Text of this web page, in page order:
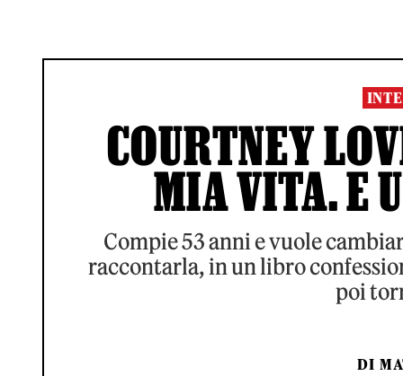
COURTNEY
MIA VITA. E
Compie 53 anni e vuole
raccontarla, in un libro
poi
DI